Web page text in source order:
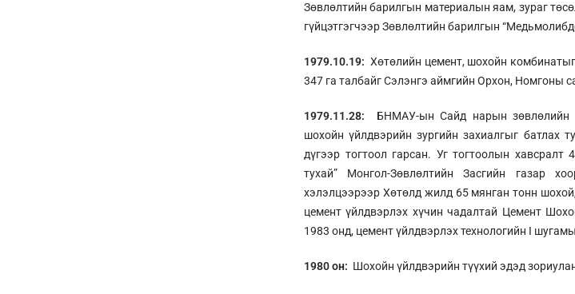
Зөвлөлтийн барилгын материалын яам, зураг
гүйцэтгэгчээр Зөвлөлтийн барилгын
1979.10.19:Хөтөлийн цемент, шохойн
347 га талбайг Сэлэнгэ аймгийн Орхон, Номгоны
1979.11.28: БНМАУ-ын Сайд нарын зөвлөлийн
шохойн үйлдвэрийн зургийн захиалгыг батлах
дүгээр тогтоол гарсан. Уг тогтоолын
тухай” Монгол-Зөвлөлтийн Засгийн газар
хэлэлцээрээр Хөтөлд жилд 65 мянган тонн
цемент үйлдвэрлэх хүчин чадалтай Цемент
1983 онд, цемент үйлдвэрлэх технологийн I
1980 он: Шохойн үйлдвэрийн түүхий эдэд